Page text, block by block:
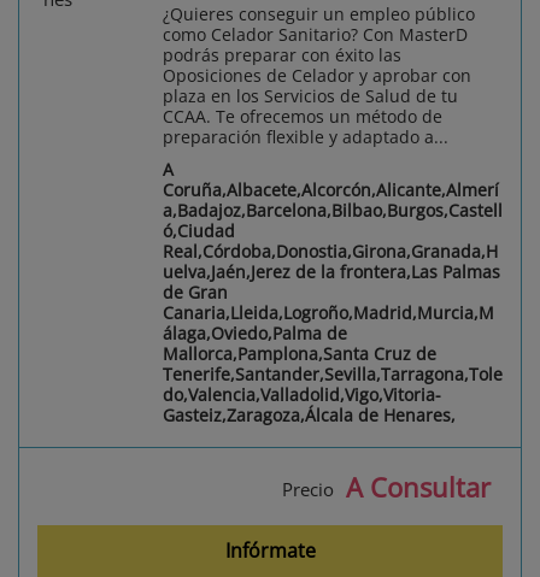
¿Quieres conseguir un empleo público
como Celador Sanitario? Con MasterD
podrás preparar con éxito las
Oposiciones de Celador y aprobar con
plaza en los Servicios de Salud de tu
CCAA. Te ofrecemos un método de
preparación flexible y adaptado a...
A
Coruña,Albacete,Alcorcón,Alicante,Almerí
a,Badajoz,Barcelona,Bilbao,Burgos,Castell
ó,Ciudad
Real,Córdoba,Donostia,Girona,Granada,H
uelva,Jaén,Jerez de la frontera,Las Palmas
de Gran
Canaria,Lleida,Logroño,Madrid,Murcia,M
álaga,Oviedo,Palma de
Mallorca,Pamplona,Santa Cruz de
Tenerife,Santander,Sevilla,Tarragona,Tole
do,Valencia,Valladolid,Vigo,Vitoria-
Gasteiz,Zaragoza,Álcala de Henares,
Precio A Consultar
Infórmate